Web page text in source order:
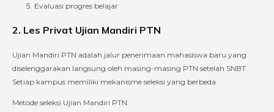
Evaluasi progres belajar
2. Les Privat Ujian Mandiri PTN
Ujian Mandiri PTN adalah jalur penerimaan mahasiswa baru yang
diselenggarakan langsung oleh masing-masing PTN setelah SNBT.
Setiap kampus memiliki mekanisme seleksi yang berbeda.
Metode seleksi Ujian Mandiri PTN: